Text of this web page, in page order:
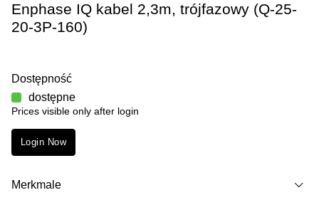
Enphase IQ kabel 2,3m, trójfazowy (Q-25-
20-3P-160)
Dostępność
dostępne
Prices visible only after login
Login Now
Merkmale